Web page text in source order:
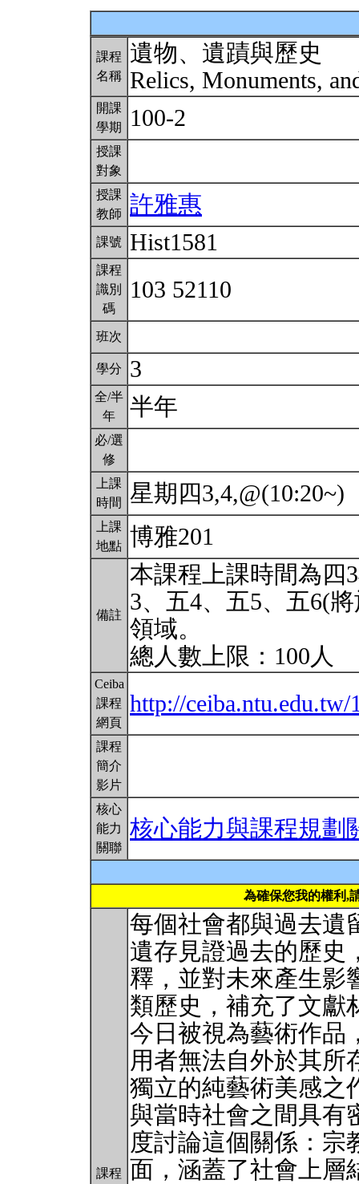
課程
名稱
遺物、遺蹟與歷史
Relics, Monuments,
開課
學期
100-2
授課
對象
授課
教師
許雅惠
課號 Hist1581
課程
識別
碼
103 52110
班次
學分 3
全/半
年
半年
必/選
修
上課
時間
星期四3,4,@(10:20~)
上課
地點 博雅201
備註
本課程上課時間為四
3、五4、五5、五6(
領域。
總人數上限：100人
Ceiba
課程
網頁
http://ceiba.ntu.edu.tw/
課程
簡介
影片
核心
能力
關聯
核心能力與課程規劃
為確保您我的權利,
課程
每個社會都與過去遺
遺存見證過去的歷史
釋，並對未來產生影
類歷史，補充了文獻
今日被視為藝術作品
用者無法自外於其所
獨立的純藝術美感之
與當時社會之間具有
度討論這個關係：宗
面，涵蓋了社會上層